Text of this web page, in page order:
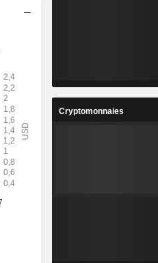
Cryptomonnaies